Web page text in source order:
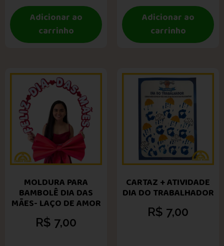
Adicionar ao
carrinho
Adicionar ao
carrinho
MOLDURA PARA
BAMBOLÊ DIA DAS
MÃES- LAÇO DE AMOR
R$ 7,00
CARTAZ + ATIVIDADE
DIA DO TRABALHADOR
R$ 7,00